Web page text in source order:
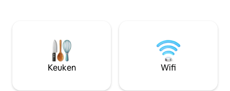
vliegen. Wakker worden met
vogelgezang, werken met uitzicht,
zwemmen in de zon, genieten van
maaltijden buiten en de dag afsluiten bij
buiten een oase
omgeven door
koppels, families
zijn naar een
Keuken Wifi